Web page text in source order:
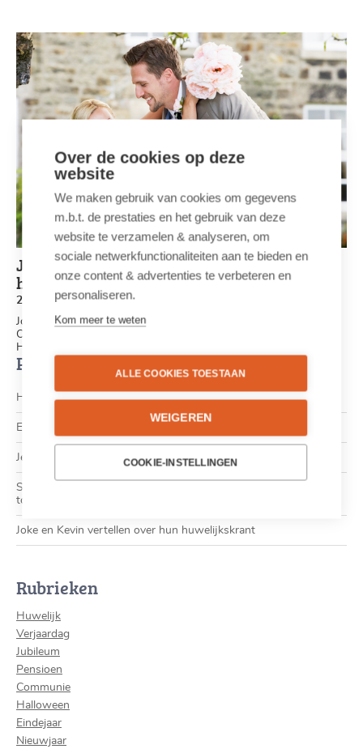
Joke en Kevin vertellen over hun
huwelijkskrant
22/02/2018
Joke en Kevin stapten afgelopen zomer in het huwelijksbootje.
Om de gasten van hun trouwfeest te bedanken, maakten ze op
Happiedays een huwelijkskrant. Ontdek hier hun ervaringen!
Populaire berichten
Hoe schrijf ik een krantenartikel?
Een pensioenkrant voor Ivan
Je eigen krant als unieke uitnodiging: een checklist
Schoolopdracht: Waarom een krant maken met de klas een
topidee is!
Joke en Kevin vertellen over hun huwelijkskrant
Rubrieken
Huwelijk
Verjaardag
Jubileum
Pensioen
Communie
Halloween
Eindejaar
Nieuwjaar
Over de cookies op deze
website
We maken gebruik van cookies om gegevens
m.b.t. de prestaties en het gebruik van deze
website te verzamelen & analyseren, om
sociale netwerkfunctionaliteiten aan te bieden en
onze content & advertenties te verbeteren en
personaliseren.
Kom meer te weten
ALLE COOKIES TOESTAAN
WEIGEREN
COOKIE-INSTELLINGEN